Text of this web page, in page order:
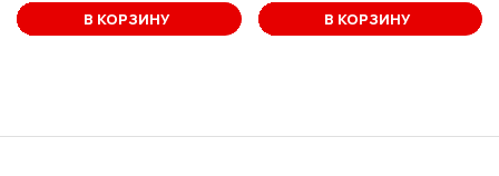
В КОРЗИНУ В КОРЗИНУ
В корзине